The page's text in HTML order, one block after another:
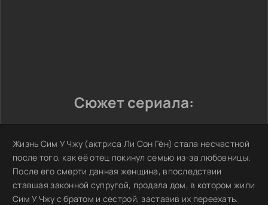
Сюжет сериала:
Жизнь Сим У Чжу (актриса Ли Сон Гён) стала несчастной
после того, как её отец покинул семью из-за любовницы.
После его смерти данная женщина, впоследствии
ставшая законной супругой, продала дом, в котором жили
Сим У Чжу с братом и сестрой, заставив их переехать.